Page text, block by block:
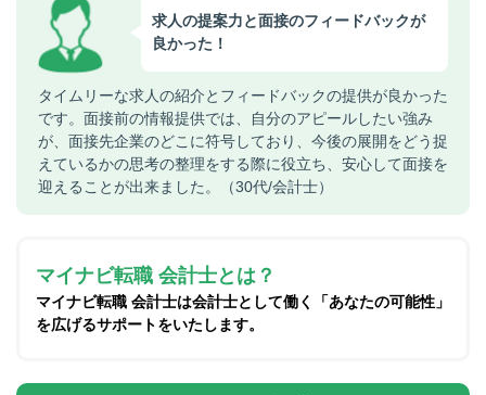
求人の提案力と面接のフィードバックが
良かった！
タイムリーな求人の紹介とフィードバックの提供が良かった
です。面接前の情報提供では、自分のアピールしたい強み
が、面接先企業のどこに符号しており、今後の展開をどう捉
えているかの思考の整理をする際に役立ち、安心して面接を
迎えることが出来ました。（30代/会計士）
マイナビ転職 会計士とは？
マイナビ転職 会計士は会計士として働く「あなたの可能性」
を広げるサポートをいたします。